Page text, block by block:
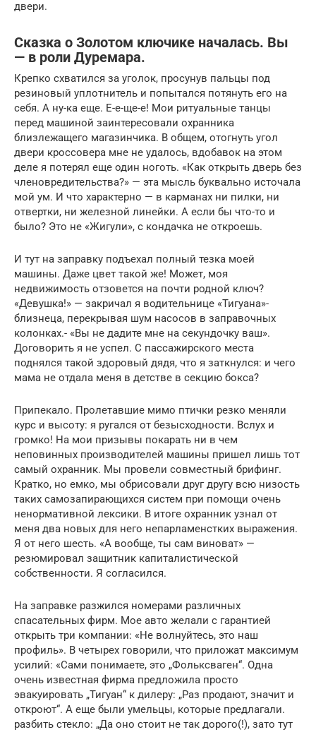
двери.
Сказка о Золотом ключике началась. Вы
— в роли Дуремара.
Крепко схватился за уголок, просунув пальцы под
резиновый уплотнитель и попытался потянуть его на
себя. А ну-ка еще. Е-е-ще-е! Мои ритуальные танцы
перед машиной заинтересовали охранника
близлежащего магазинчика. В общем, отогнуть угол
двери кроссовера мне не удалось, вдобавок на этом
деле я потерял еще один ноготь. «Как открыть дверь без
членовредительства?» — эта мысль буквально источала
мой ум. И что характерно — в карманах ни пилки, ни
отвертки, ни железной линейки. А если бы что-то и
было? Это не «Жигули», с кондачка не откроешь.
И тут на заправку подъехал полный тезка моей
машины. Даже цвет такой же! Может, моя
недвижимость отзовется на почти родной ключ?
«Девушка!» — закричал я водительнице «Тигуана»-
близнеца, перекрывая шум насосов в заправочных
колонках.- «Вы не дадите мне на секундочку ваш».
Договорить я не успел. С пассажирского места
поднялся такой здоровый дядя, что я заткнулся: и чего
мама не отдала меня в детстве в секцию бокса?
Припекало. Пролетавшие мимо птички резко меняли
курс и высоту: я ругался от безысходности. Вслух и
громко! На мои призывы покарать ни в чем
неповинных производителей машины пришел лишь тот
самый охранник. Мы провели совместный брифинг.
Кратко, но емко, мы обрисовали друг другу всю низость
таких самозапирающихся систем при помощи очень
ненормативной лексики. В итоге охранник узнал от
меня два новых для него непарламенстких выражения.
Я от него шесть. «А вообще, ты сам виноват» —
резюмировал защитник капиталистической
собственности. Я согласился.
На заправке разжился номерами различных
спасательных фирм. Мое авто желали с гарантией
открыть три компании: «Не волнуйтесь, это наш
профиль». В четырех говорили, что приложат максимум
усилий: «Сами понимаете, это „Фольксваген“. Одна
очень известная фирма предложила просто
эвакуировать „Тигуан“ к дилеру: „Раз продают, значит и
откроют“. А еще были умельцы, которые предлагали.
разбить стекло: „Да оно стоит не так дорого(!), зато тут